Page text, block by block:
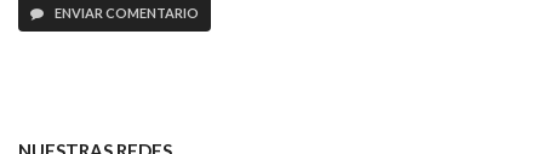
ENVIAR COMENTARIO